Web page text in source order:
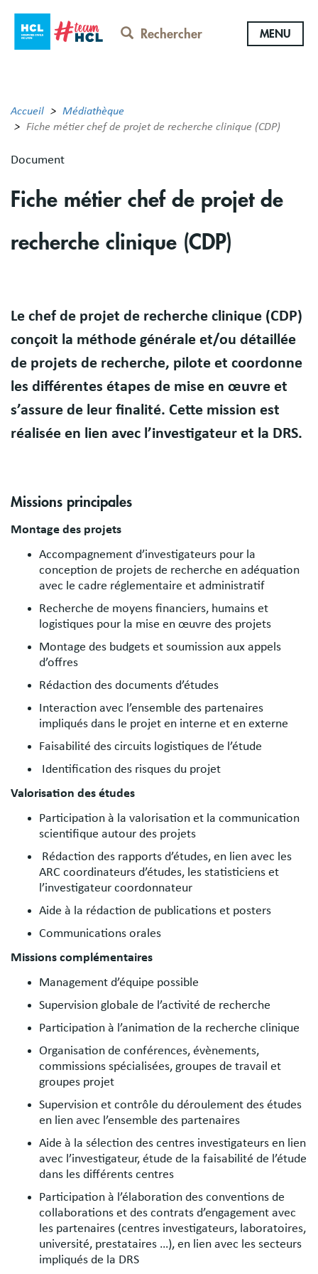
contenu
Rechercher MENU
Accueil
Médiathèque
Fiche métier chef de projet de recherche clinique (CDP)
Document
Fiche métier chef de projet de
recherche clinique (CDP)
Body
Le chef de projet de recherche clinique (CDP)
conçoit la méthode générale et/ou détaillée
de projets de recherche, pilote et coordonne
les différentes étapes de mise en œuvre et
s’assure de leur finalité. Cette mission est
réalisée en lien avec l’investigateur et la DRS.
Missions principales
Montage des projets
Accompagnement d’investigateurs pour la
conception de projets de recherche en adéquation
avec le cadre réglementaire et administratif
Recherche de moyens financiers, humains et
logistiques pour la mise en œuvre des projets
Montage des budgets et soumission aux appels
d’offres
Rédaction des documents d’études
Interaction avec l’ensemble des partenaires
impliqués dans le projet en interne et en externe
Faisabilité des circuits logistiques de l’étude
Identification des risques du projet
Valorisation des études
Participation à la valorisation et la communication
scientifique autour des projets
Rédaction des rapports d’études, en lien avec les
ARC coordinateurs d’études, les statisticiens et
l’investigateur coordonnateur
Aide à la rédaction de publications et posters
Communications orales
Missions complémentaires
Management d’équipe possible
Supervision globale de l’activité de recherche
Participation à l’animation de la recherche clinique
Organisation de conférences, évènements,
commissions spécialisées, groupes de travail et
groupes projet
Supervision et contrôle du déroulement des études
en lien avec l’ensemble des partenaires
Aide à la sélection des centres investigateurs en lien
avec l’investigateur, étude de la faisabilité de l’étude
dans les différents centres
Participation à l’élaboration des conventions de
collaborations et des contrats d’engagement avec
les partenaires (centres investigateurs, laboratoires,
université, prestataires …), en lien avec les secteurs
impliqués de la DRS